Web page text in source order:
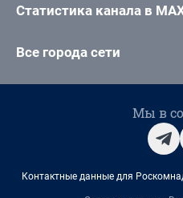
Статистика канала в
Все города сети
Мы в
Контактные данные для